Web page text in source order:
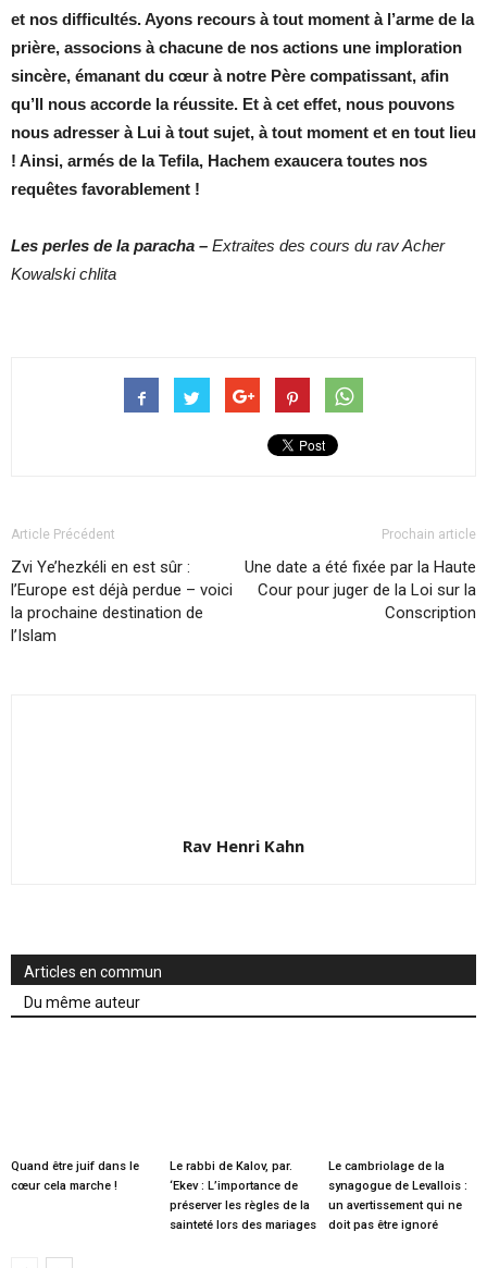
et nos difficultés. Ayons recours à tout moment à l’arme de la
prière, associons à chacune de nos actions une imploration
sincère, émanant du cœur à notre Père compatissant, afin
qu’Il nous accorde la réussite. Et à cet effet, nous pouvons
nous adresser à Lui à tout sujet, à tout moment et en tout lieu
! Ainsi, armés de la Tefila, Hachem exaucera toutes nos
requêtes favorablement !
Les perles de la paracha – Extraites des cours du rav Acher
Kowalski chlita
Article Précédent
Zvi Ye’hezkéli en est sûr :
l’Europe est déjà perdue – voici
la prochaine destination de
l’Islam
Prochain article
Une date a été fixée par la Haute
Cour pour juger de la Loi sur la
Conscription
Rav Henri Kahn
Articles en commun
Du même auteur
Quand être juif dans le
cœur cela marche !
Le rabbi de Kalov, par.
‘Ekev : L’importance de
préserver les règles de la
sainteté lors des mariages
Le cambriolage de la
synagogue de Levallois :
un avertissement qui ne
doit pas être ignoré